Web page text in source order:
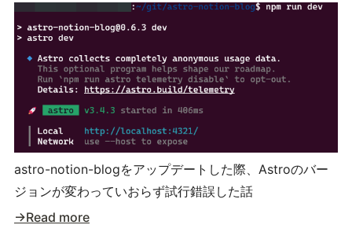
astro-notion-blogをアップデートした際、Astroのバー
ジョンが変わっていおらず試行錯誤した話
→Read more